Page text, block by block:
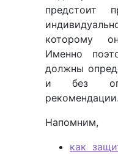
предстоит
которому
Именно
должны
и без
рекомендации.
Напомним,
как